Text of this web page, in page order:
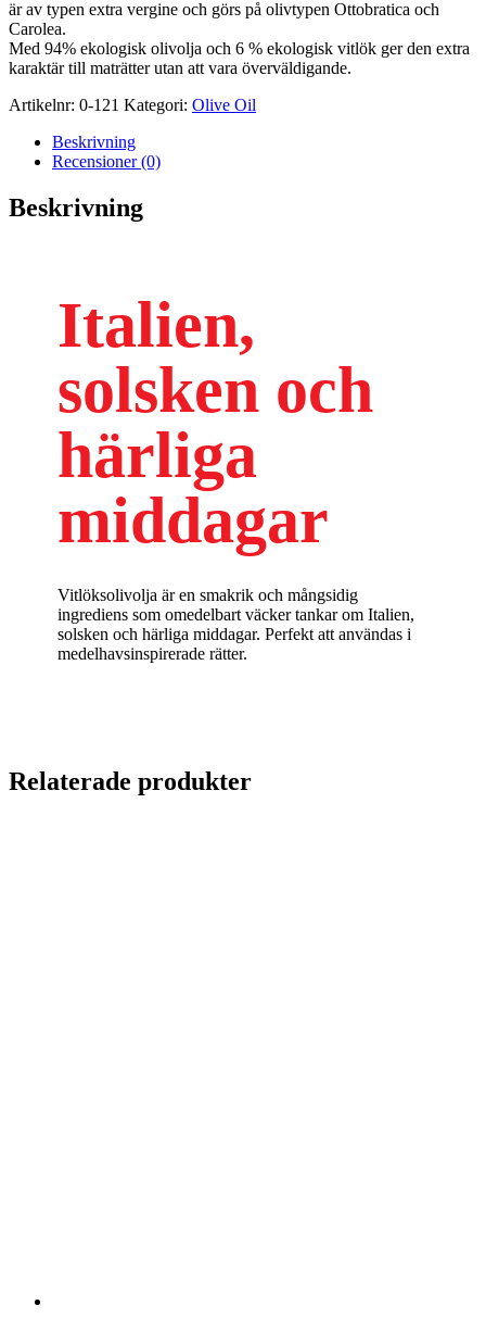
mängd
är av typen extra vergine och görs på olivtypen Ottobratica och
Carolea.
Med 94% ekologisk olivolja och 6 % ekologisk vitlök ger den extra
karaktär till maträtter utan att vara överväldigande.
Artikelnr: 0-121 Kategori: Olive Oil
Beskrivning
Recensioner (0)
Beskrivning
Italien,
solsken och
härliga
middagar
Vitlöksolivolja är en smakrik och mångsidig
ingrediens som omedelbart väcker tankar om Italien,
solsken och härliga middagar. Perfekt att användas i
medelhavsinspirerade rätter.
Relaterade produkter